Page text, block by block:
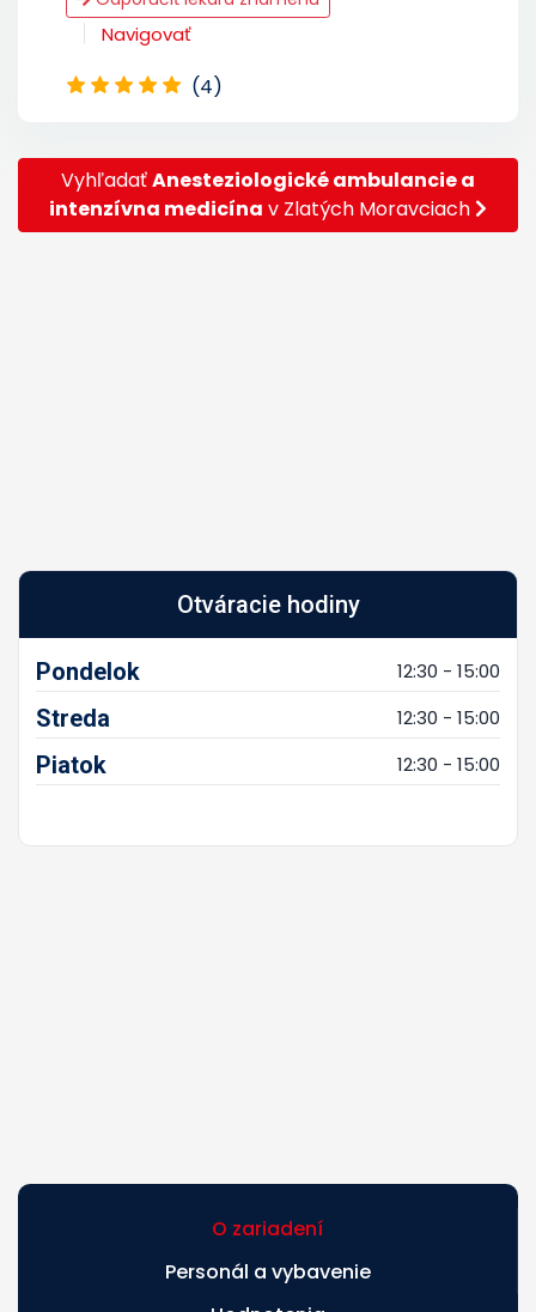
Navigovať
(4)
VyhľadaťAnesteziologické ambulancie a
intenzívna medicína v Zlatých Moravciach
Otváracie hodiny
Pondelok 12:30 - 15:00
Streda 12:30 - 15:00
Piatok 12:30 - 15:00
O zariadení
Personál a vybavenie